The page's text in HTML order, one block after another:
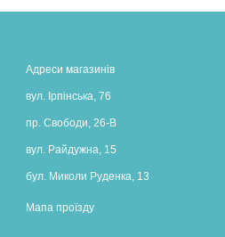
Адреси магазинів
вул. Ірпінська, 76
пр. Свободи, 26-В
вул. Райдужна, 15
бул. Миколи Руденка, 13
Мапа проїзду